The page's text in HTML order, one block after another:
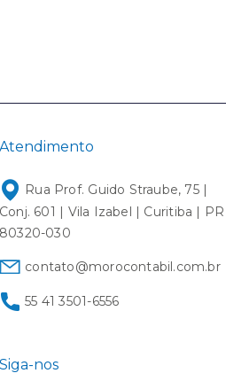
Atendimento
Rua Prof. Guido Straube, 75 |
Conj. 601 | Vila Izabel | Curitiba | PR |
80320-030
contato@morocontabil.com.br
55 41 3501-6556
Siga-nos